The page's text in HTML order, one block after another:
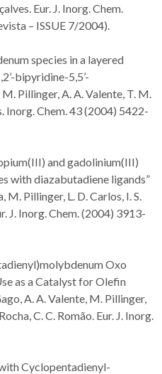
Eur. J. Inorg. Chem.
– ISSUE 7/2004).
species in a layered
bipyridine-5,5’-
Pillinger, A. A. Valente, T. M.
Inorg. Chem. 43 (2004) 5422-
and gadolinium(III)
with diazabutadiene ligands”
M. Pillinger, L. D. Carlos, I. S.
J. Inorg. Chem. (2004) 3913-
Oxo
as a Catalyst for Olefin
A. A. Valente, M. Pillinger,
C. C. Romão. Eur. J. Inorg.
Cyclopentadienyl-